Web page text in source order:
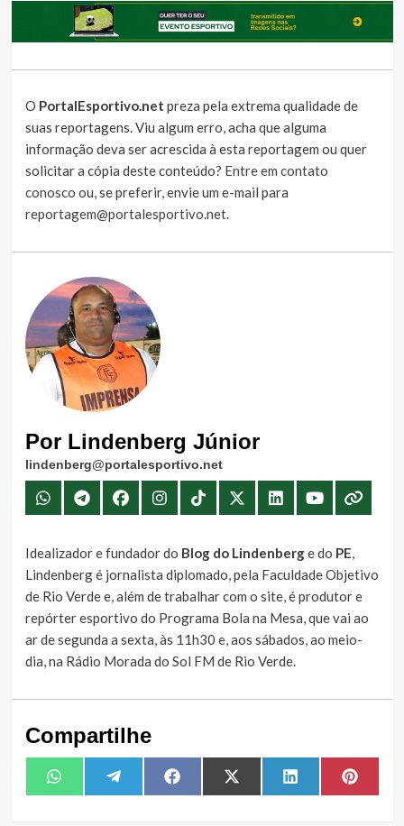
O PortalEsportivo.net preza pela extrema qualidade de
suas reportagens. Viu algum erro, acha que alguma
informação deva ser acrescida à esta reportagem ou quer
solicitar a cópia deste conteúdo? Entre em contato
conosco ou, se preferir, envie um e-mail para
reportagem@portalesportivo.net.
Por Lindenberg Júnior
lindenberg@portalesportivo.net
Idealizador e fundador do Blog do Lindenberge do PE,
Lindenberg é jornalista diplomado, pela Faculdade Objetivo
de Rio Verde e, além de trabalhar com o site, é produtor e
repórter esportivo do Programa Bola na Mesa, que vai ao
ar de segunda a sexta, às 11h30 e, aos sábados, ao meio-
dia, na Rádio Morada do Sol FM de Rio Verde.
Compartilhe
Share
on
WhatsAppShare
on
TelegramShare
on
FacebookShare
on
X
(Twitter)
Share
on
LinkedIn Share
on